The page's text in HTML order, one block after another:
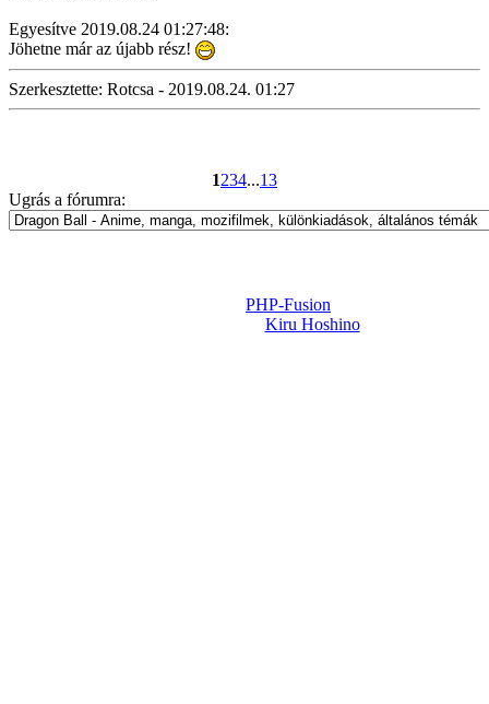
Egyesítve 2019.08.24 01:27:48:
Jöhetne már az újabb rész!
Szerkesztette: Rotcsa - 2019.08.24. 01:27
1234...13
Ugrás a fórumra:
PHP-Fusion
Kiru Hoshino